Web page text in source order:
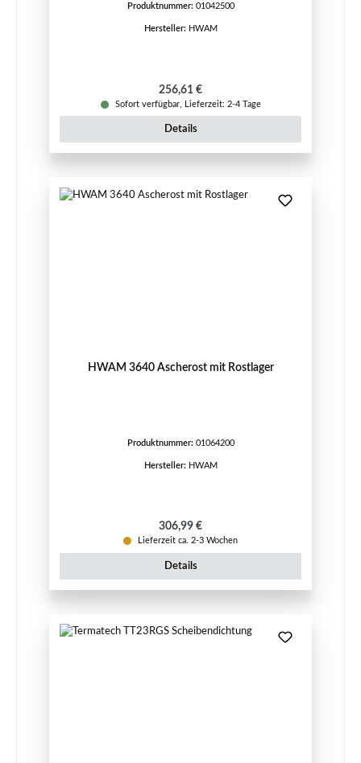
Produktnummer: 01042500
Hersteller: HWAM
Regulärer Preis:
256,61 €
Sofort verfügbar, Lieferzeit: 2-4 Tage
Details
HWAM 3640 Ascherost mit Rostlager
Produktnummer: 01064200
Hersteller: HWAM
Regulärer Preis:
306,99 €
Lieferzeit ca. 2-3 Wochen
Details